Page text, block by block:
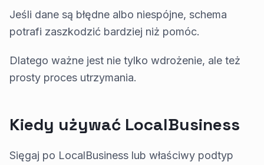
Jeśli dane są błędne albo niespójne, schema
potrafi zaszkodzić bardziej niż pomóc.
Dlatego ważne jest nie tylko wdrożenie, ale też
prosty proces utrzymania.
Kiedy używać LocalBusiness
Sięgaj po LocalBusiness lub właściwy podtyp